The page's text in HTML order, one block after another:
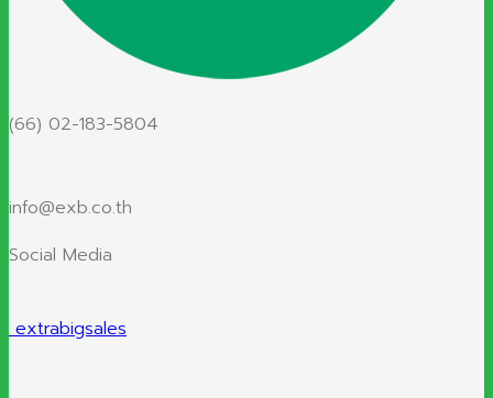
(66) 02-183-5804
info@exb.co.th
Social Media
extrabigsales